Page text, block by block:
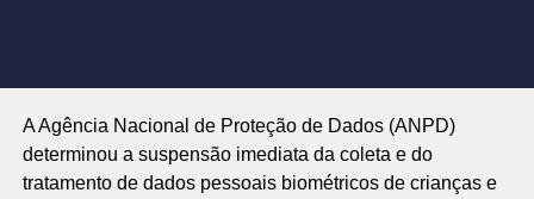
A Agência Nacional de Proteção de Dados (ANPD)
determinou a suspensão imediata da coleta e do
tratamento de dados pessoais biométricos de crianças e